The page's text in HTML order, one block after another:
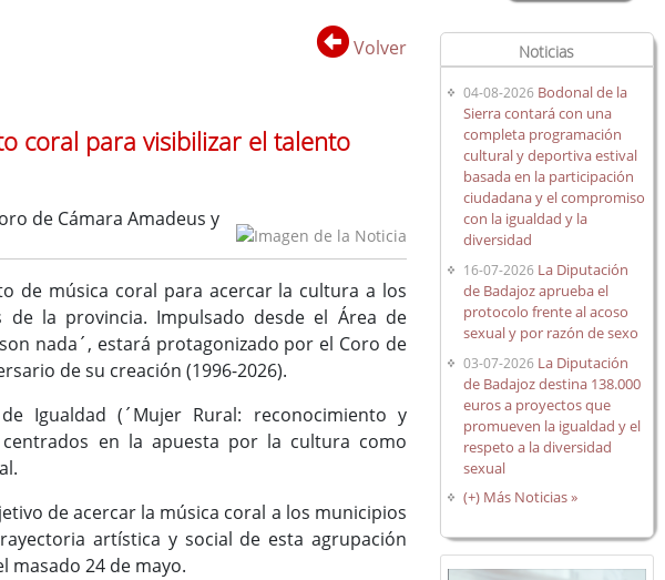
Volver
coral para visibilizar el talento
de Cámara Amadeus y
de música coral para acercar la cultura a los
la provincia. Impulsado desde el Área de
nada´, estará protagonizado por el Coro de
de su creación (1996-2026).
Igualdad (´Mujer Rural: reconocimiento y
en la apuesta por la cultura como
de acercar la música coral a los municipios
artística y social de esta agrupación
masado 24 de mayo.
Noticias
04-08-2026 Bodonal de la
Sierra contará con una
completa programación
cultural y deportiva estival
basada en la participación
ciudadana y el compromiso
con la igualdad y la
diversidad
16-07-2026 La Diputación
de Badajoz aprueba el
protocolo frente al acoso
sexual y por razón de sexo
03-07-2026 La Diputación
de Badajoz destina 138.000
euros a proyectos que
promueven la igualdad y el
respeto a la diversidad
sexual
(+) Más Noticias »